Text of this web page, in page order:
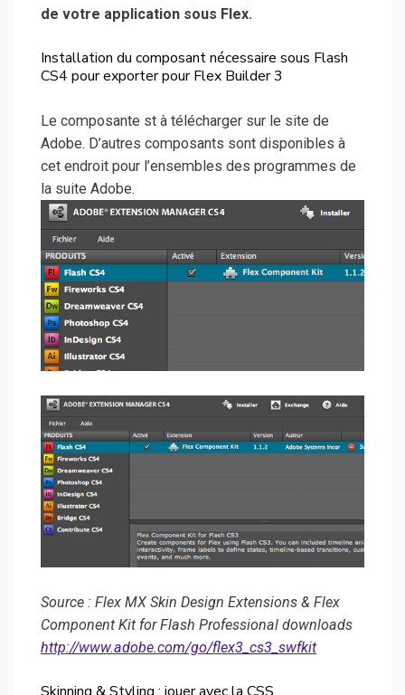
de votre application sous Flex.
Installation du composant nécessaire sous Flash
CS4 pour exporter pour Flex Builder 3
Le composante st à télécharger sur le site de
Adobe. D’autres composants sont disponibles à
cet endroit pour l’ensembles des programmes de
la suite Adobe.
Source : Flex MX Skin Design Extensions & Flex
Component Kit for Flash Professional downloads
http://www.adobe.com/go/flex3_cs3_swfkit